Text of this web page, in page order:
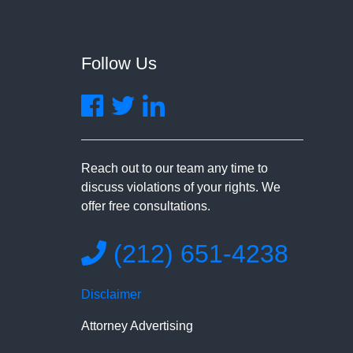
Follow Us
Reach out to our team any time to
discuss violations of your rights. We
offer free consultations.
(212) 651-4238
Disclaimer
Attorney Advertising